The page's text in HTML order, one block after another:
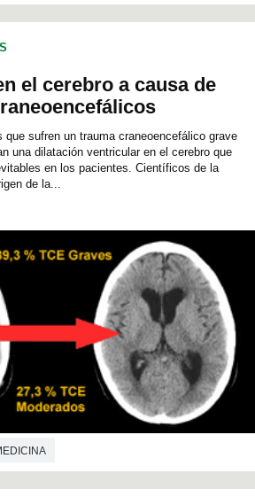
el cerebro a causa de
que sufren un trauma craneoencefálico grave
una dilatación ventricular en el cerebro que
en los pacientes. Científicos de la
de la...